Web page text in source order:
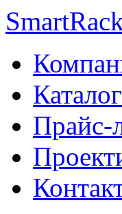
Каталог
Прайс-